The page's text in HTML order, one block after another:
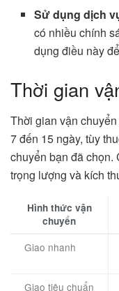
Sử dụng dịch
có nhiều chính
dụng điều này
Thời gian
Thời gian vận
7 đến 15 ngày, tùy
chuyển bạn đã chọn.
trọng lượng và kích
Hình thức vận
chuyển
Giao nhanh
Giao tiêu chuẩn